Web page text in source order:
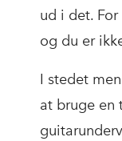
ud i det.
og du er
I stedet
at bruge en